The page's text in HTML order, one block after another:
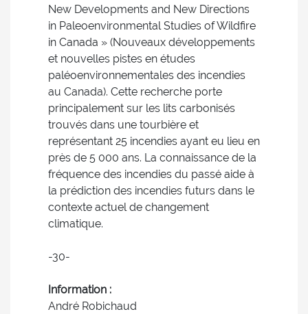
New Developments and New Directions
in Paleoenvironmental Studies of Wildfire
in Canada » (Nouveaux développements
et nouvelles pistes en études
paléoenvironnementales des incendies
au Canada). Cette recherche porte
principalement sur les lits carbonisés
trouvés dans une tourbière et
représentant 25 incendies ayant eu lieu en
près de 5 000 ans. La connaissance de la
fréquence des incendies du passé aide à
la prédiction des incendies futurs dans le
contexte actuel de changement
climatique.
-30-
Information :
André Robichaud